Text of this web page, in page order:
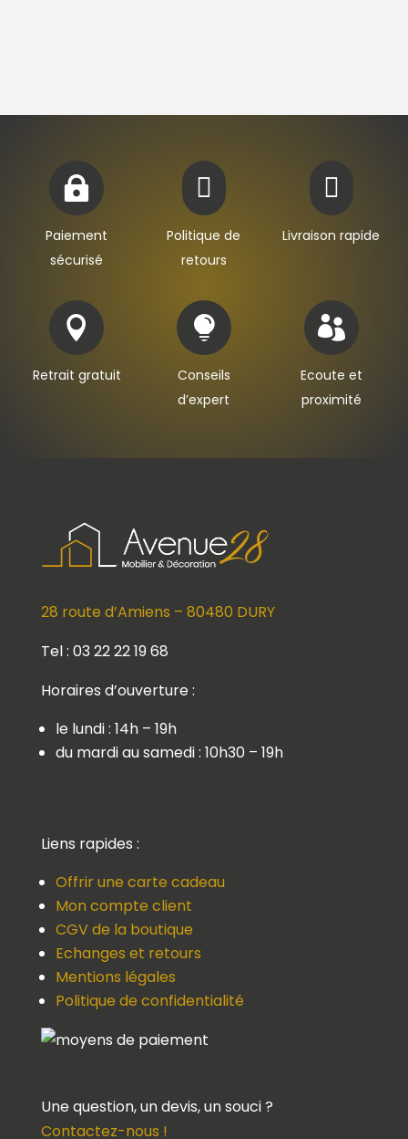

Paiement
sécurisé

Politique de
retours

Livraison rapide

Retrait gratuit

Conseils
d’expert

Ecoute et
proximité
28 route d’Amiens – 80480 DURY
Tel : 03 22 22 19 68
Horaires d’ouverture :
le lundi : 14h – 19h
du mardi au samedi : 10h30 – 19h
Liens rapides :
Offrir une carte cadeau
Mon compte client
CGV de la boutique
Echanges et retours
Mentions légales
Politique de confidentialité
Une question, un devis, un souci ?
Contactez-nous !